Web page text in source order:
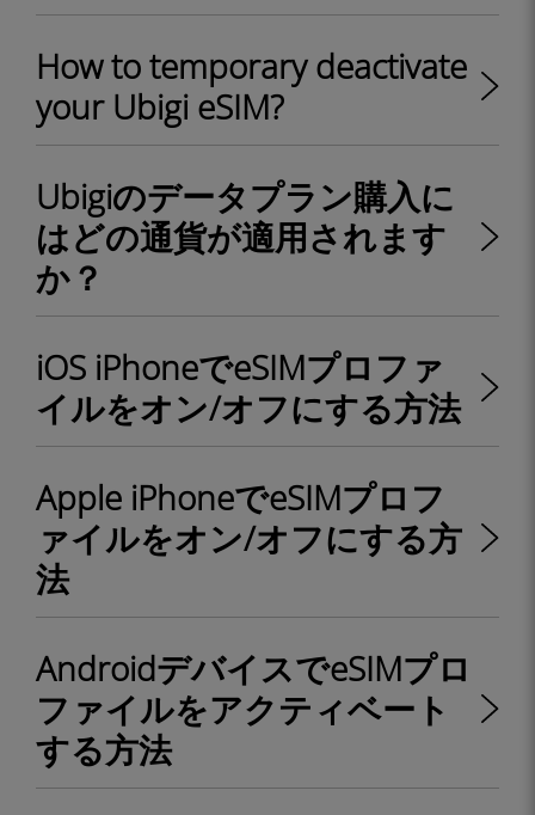
How to temporary deactivate
your Ubigi eSIM?
Ubigiのデータプラン購入に
はどの通貨が適用されます
か？
iOS iPhoneでeSIMプロファ
イルをオン/オフにする方法
Apple iPhoneでeSIMプロフ
ァイルをオン/オフにする方
法
AndroidデバイスでeSIMプロ
ファイルをアクティベート
する方法